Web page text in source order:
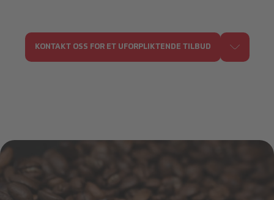
KONTAKT OSS FOR ET UFORPLIKTENDE TILBUD